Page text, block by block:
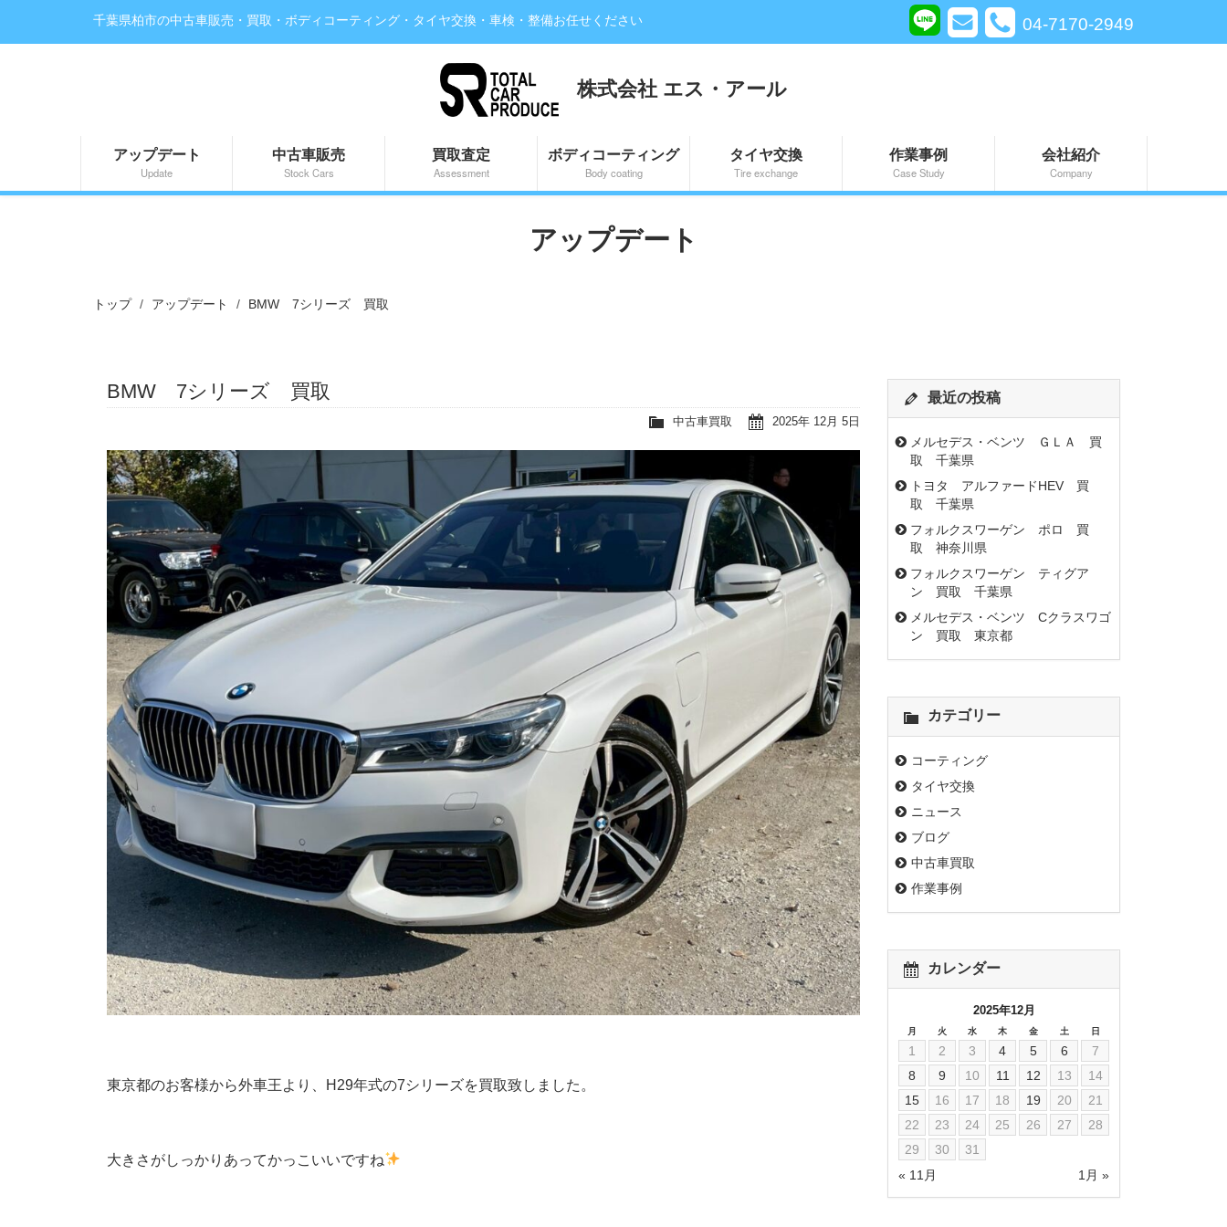
千葉県柏市の中古車販売・買取・ボディコーティング・タイヤ交換・車検・整備お任せください 04-7170-2949
株式会社 エス・アール
アップデート
Update
中古車販売
Stock Cars
買取査定
Assessment
ボディコーティング
Body coating
タイヤ交換
Tire exchange
作業事例
Case Study
会社紹介
Company
アップデート
トップ アップデート BMW 7シリーズ 買取
BMW 7シリーズ 買取
2025年 12月 5日
中古車買取
東京都のお客様から外車王より、H29年式の7シリーズを買取致しました。
大きさがしっかりあってかっこいいですね
最近の投稿
メルセデス・ベンツ ＧＬＡ 買
取 千葉県
トヨタ アルファードHEV 買
取 千葉県
フォルクスワーゲン ポロ 買
取 神奈川県
フォルクスワーゲン ティグア
ン 買取 千葉県
メルセデス・ベンツ Cクラスワゴ
ン 買取 東京都
カテゴリー
コーティング
タイヤ交換
ニュース
ブログ
中古車買取
作業事例
カレンダー
2025年12月
月 火 水 木 金 土 日
« 11月 1月 »
1 2 3 4 5 6
7
8
9 10 11 12 13
14
15
16 17 18 19 20
21
22
23 24 25 26 27
28
29
30 31